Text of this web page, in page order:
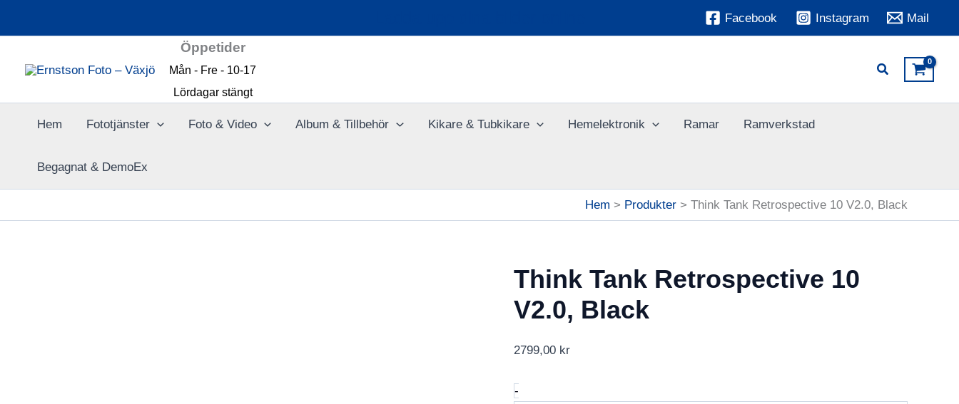
Facebook Instagram Mail
Öppetider
Mån - Fre - 10-17
Lördagar stängt
Hem Fototjänster Foto & Video Album & Tillbehör Kikare & Tubkikare Hemelektronik Ramar Ramverkstad
Begagnat & DemoEx
Hem Produkter Think Tank Retrospective 10 V2.0, Black
Think Tank Retrospective 10
V2.0, Black
2799,00 kr
-Think